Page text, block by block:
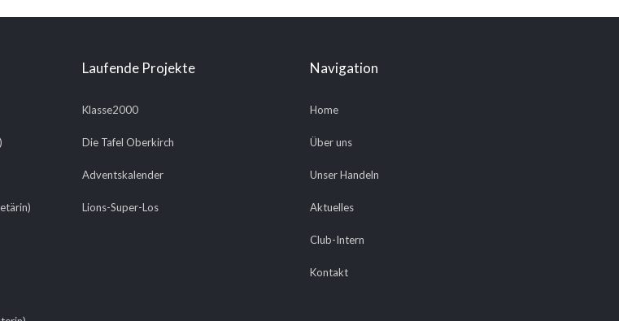
Laufende Projekte
Klasse2000
Die Tafel Oberkirch
Adventskalender
Lions-Super-Los
Navigation
Home
Über uns
Unser Handeln
Aktuelles
Club-Intern
Kontakt